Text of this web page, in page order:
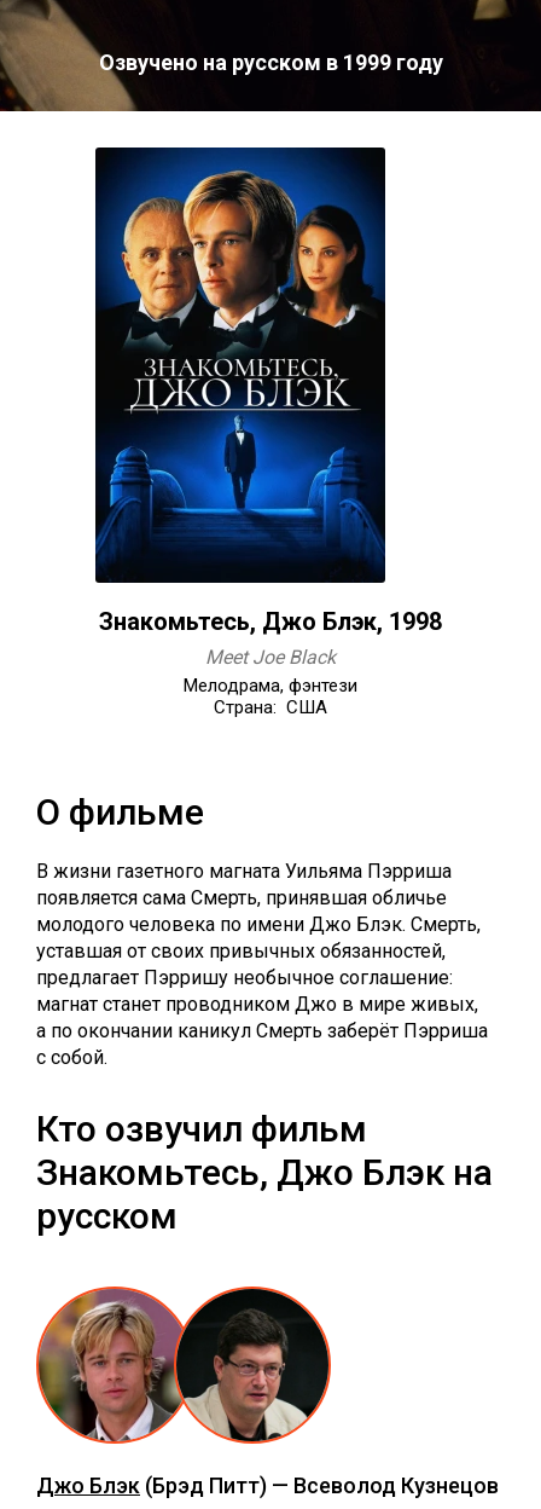
Озвучено на русском в 1999 году
Знакомьтесь, Джо Блэк, 1998
Meet Joe Black
Мелодрама, фэнтези
Страна: США
О фильме
В жизни газетного магната Уильяма Пэрриша
появляется сама Смерть, принявшая обличье
молодого человека по имени Джо Блэк. Смерть,
уставшая от своих привычных обязанностей,
предлагает Пэрришу необычное соглашение:
магнат станет проводником Джо в мире живых,
а по окончании каникул Смерть заберёт Пэрриша
с собой.
Кто озвучил фильм
Знакомьтесь, Джо Блэк на
русском
Джо Блэк (Брэд Питт) — Всеволод Кузнецов